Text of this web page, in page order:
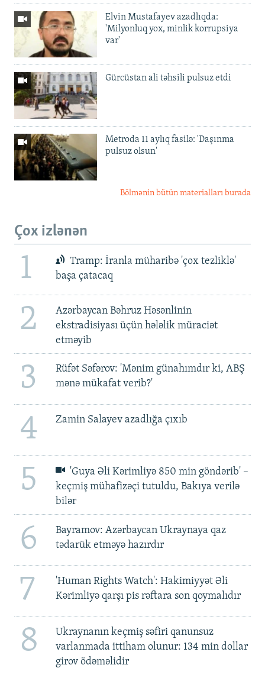
Elvin Mustafayev azadlıqda:
'Milyonluq yox, minlik korrupsiya
var'
Gürcüstan ali təhsili pulsuz etdi
Metroda 11 aylıq fasilə: 'Daşınma
pulsuz olsun'
Bölmənin bütün materialları burada
Çox izlənən
1
Tramp: İranla müharibə 'çox tezliklə'
başa çatacaq
2
Azərbaycan Bəhruz Həsənlinin
ekstradisiyası üçün hələlik müraciət
etməyib
3
Rüfət Səfərov: 'Mənim günahımdır ki, ABŞ
mənə mükafat verib?'
4 Zamin Salayev azadlığa çıxıb
5
'Guya Əli Kərimliyə 850 min göndərib' –
keçmiş mühafizəçi tutuldu, Bakıya verilə
bilər
6
Bayramov: Azərbaycan Ukraynaya qaz
tədarük etməyə hazırdır
7
'Human Rights Watch': Hakimiyyət Əli
Kərimliyə qarşı pis rəftara son qoymalıdır
8
Ukraynanın keçmiş səfiri qanunsuz
varlanmada ittiham olunur: 134 min dollar
girov ödəməlidir